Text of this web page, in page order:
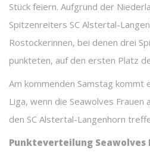
Stück feiern. Aufgrund der
Spitzenreiters SC Alstertal-
Rostockerinnen, bei denen drei
punkteten, auf den ersten Platz
Am kommenden Samstag kommt
Liga, wenn die Seawolves
den SC Alstertal-Langenhorn
Punkteverteilung Seawolves